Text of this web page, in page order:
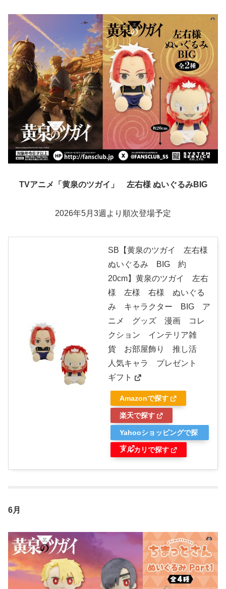
TVアニメ「黄泉のツガイ」 左右様 ぬいぐるみBIG
2026年5月3週より順次登場予定
SB【黄泉のツガイ 左右様
ぬいぐるみ BIG 約
20cm】黄泉のツガイ 左右
様 左様 右様 ぬいぐる
み キャラクター BIG ア
ニメ グッズ 漫画 コレ
クション インテリア雑
貨 お部屋飾り 推し活
人気キャラ プレゼント
ギフト
Amazonで探す
楽天で探す
Yahooショッピングで探
す
メルカリで探す
6月